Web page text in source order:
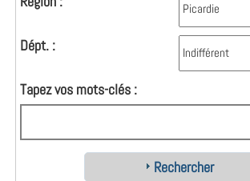
Dépt. :
Tapez vos mots-clés :
Rechercher